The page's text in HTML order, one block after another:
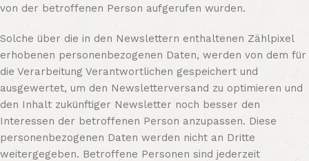
von der betroffenen Person aufgerufen wurden.
Solche über die in den Newslettern enthaltenen Zählpixel
erhobenen personenbezogenen Daten, werden von dem für
die Verarbeitung Verantwortlichen gespeichert und
ausgewertet, um den Newsletterversand zu optimieren und
den Inhalt zukünftiger Newsletter noch besser den
Interessen der betroffenen Person anzupassen. Diese
personenbezogenen Daten werden nicht an Dritte
weitergegeben. Betroffene Personen sind jederzeit